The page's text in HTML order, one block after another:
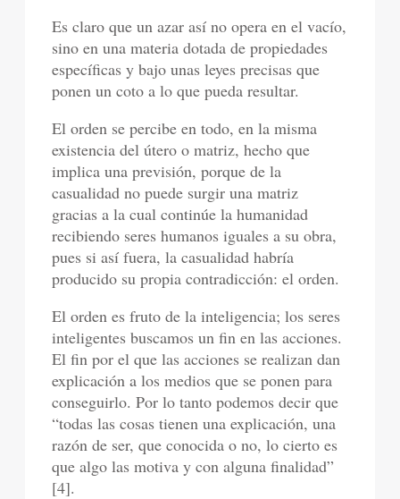
Es claro que un azar así no opera en el vacío,
sino en una materia dotada de propiedades
específicas y bajo unas leyes precisas que
ponen un coto a lo que pueda resultar.
El orden se percibe en todo, en la misma
existencia del útero o matriz, hecho que
implica una previsión, porque de la
casualidad no puede surgir una matriz
gracias a la cual continúe la humanidad
recibiendo seres humanos iguales a su obra,
pues si así fuera, la casualidad habría
producido su propia contradicción: el orden.
El orden es fruto de la inteligencia; los seres
inteligentes buscamos un fin en las acciones.
El fin por el que las acciones se realizan dan
explicación a los medios que se ponen para
conseguirlo. Por lo tanto podemos decir que
“todas las cosas tienen una explicación, una
razón de ser, que conocida o no, lo cierto es
que algo las motiva y con alguna finalidad”
[4].